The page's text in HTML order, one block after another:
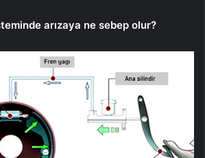
arızaya ne sebep olur?